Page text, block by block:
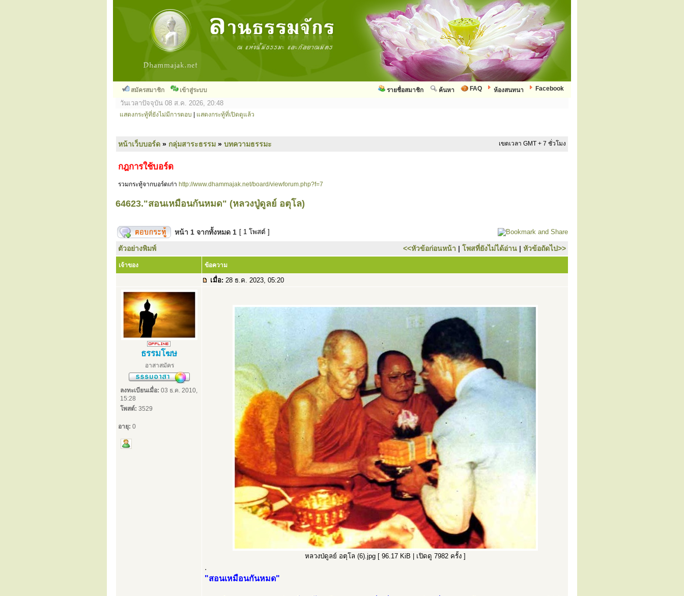
สมัครสมาชิก เข้าสู่ระบบ Facebook
ห้องสนทนา
FAQ
ค้นหา
รายชื่อสมาชิก
วันเวลาปัจจุบัน 08 ส.ค. 2026, 20:48
แสดงกระทู้ที่ยังไม่มีการตอบ แสดงกระทู้ที่เปิดดูแล้ว
หน้าเว็บบอร์ด » กลุ่มสาระธรรม » บทความธรรมะ เขตเวลา GMT + 7 ชั่วโมง
กฎการใช้บอร์ด
รวมกระทู้จากบอร์ดเก่า http://www.dhammajak.net/board/viewforum.php?f=7
64623."สอนเหมือนกันหมด" (หลวงปู่ดูลย์ อตุโล)
หน้า 1 จากทั้งหมด 1 [ 1 โพสต์ ]
ตัวอย่างพิมพ์ <<หัวข้อก่อนหน้า | โพสที่ยังไม่ได้อ่าน | หัวข้อถัดไป>>
เจ้าของ ข้อความ
เมื่อ: 28 ธ.ค. 2023, 05:20
ธรรมโฆษ
อาสาสมัคร
ลงทะเบียนเมื่อ: 03 ธ.ค. 2010,
15:28
โพสต์: 3529
อายุ: 0
หลวงป่ดูลย์ อตุโล (6).jpg [ 96.17 KiB | เปิดดู 7982 ครั้ง ]
.
"สอนเหมือนกันหมด"